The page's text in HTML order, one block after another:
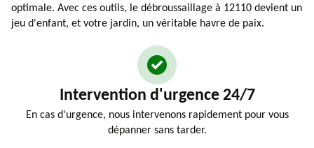
optimale. Avec ces outils, le débroussaillage à 12110 devient un
jeu d'enfant, et votre jardin, un véritable havre de paix.
Intervention d'urgence 24/7
En cas d'urgence, nous intervenons rapidement pour vous
dépanner sans tarder.